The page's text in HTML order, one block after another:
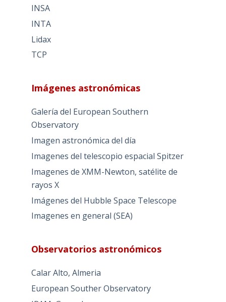
INSA
INTA
Lidax
TCP
Imágenes astronómicas
Galería del European Southern
Observatory
Imagen astronómica del día
Imagenes del telescopio espacial Spitzer
Imagenes de XMM-Newton, satélite de
rayos X
Imágenes del Hubble Space Telescope
Imagenes en general (SEA)
Observatorios astronómicos
Calar Alto, Almeria
European Souther Observatory